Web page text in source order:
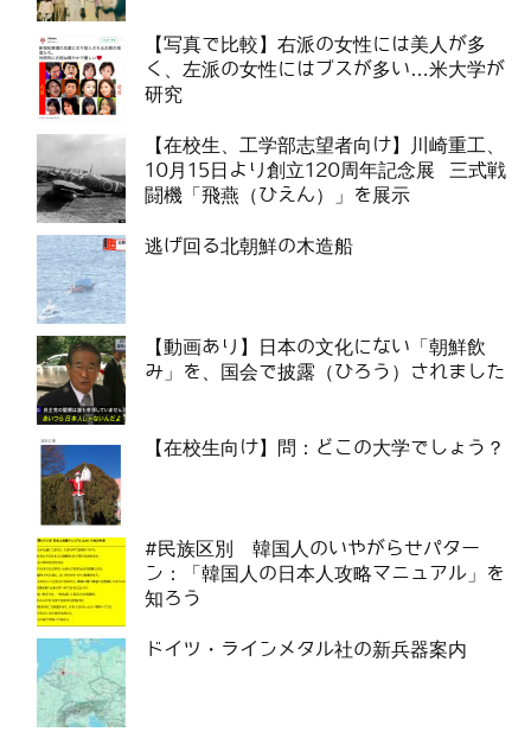
【写真で比較】右派の女性には美人が多
く、左派の女性にはブスが多い…米大学が
研究
【在校生、工学部志望者向け】川崎重工、
10月15日より創立120周年記念展 三式戦
闘機「飛燕（ひえん）」を展示
逃げ回る北朝鮮の木造船
【動画あり】日本の文化にない「朝鮮飲
み」を、国会で披露（ひろう）されました
【在校生向け】問：どこの大学でしょう？
#民族区別 韓国人のいやがらせパター
ン：「韓国人の日本人攻略マニュアル」を
知ろう
ドイツ・ラインメタル社の新兵器案内